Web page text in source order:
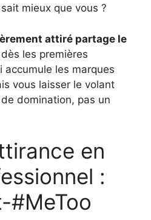
mieux que vous ?
attiré partage le
dès les premières
accumule les marques
vous laisser le volant
domination, pas un
en
:
#MeToo